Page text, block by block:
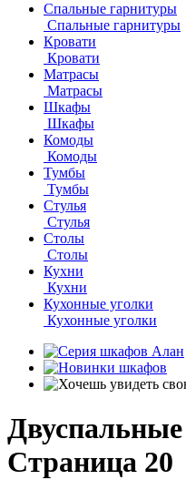
Спальные гарнитуры
Спальные гарнитуры
Кровати
Кровати
Матрасы
Матрасы
Шкафы
Шкафы
Комоды
Комоды
Тумбы
Тумбы
Стулья
Стулья
Столы
Столы
Кухни
Кухни
Кухонные уголки
Кухонные уголки
Страница 20